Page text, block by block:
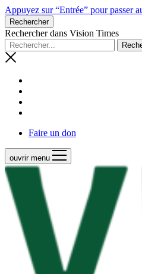
Appuyez sur “Entrée” pour passer
Rechercher
Rechercher dans Vision Times
Faire un don
ouvrir menu